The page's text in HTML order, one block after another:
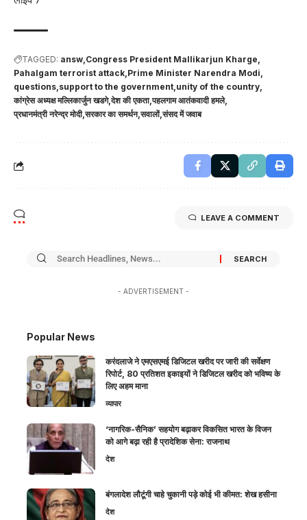
TAGGED: answ Congress President Mallikarjun Kharge
Pahalgam terrorist attack Prime Minister Narendra Modi
questions support to the government unity of the country
कांग्रेस अध्यक्ष मल्लिकार्जुन खडगे देश की एकता पहलगाम आतंकवादी हमले
प्रधानमंत्री नरेन्द्र मोदी सरकार का समर्थन सवालों संसद में जवाब
LEAVE A COMMENT
- ADVERTISEMENT -
Popular News
करंदलाजे ने एमएसएमई डिजिटल खरीद पर जारी की सर्वेक्षण
रिपोर्ट, 80 प्रतिशत इकाइयों ने डिजिटल खरीद को भविष्य के
लिए अहम माना
व्यापार
‘नागरिक-सैनिक’ सहयोग बढ़ाकर विकसित भारत के विजन
को आगे बढ़ा रही है प्रादेशिक सेना: राजनाथ
देश
बंगलादेश लौटूंगी चाहे चुकानी पड़े कोई भी कीमत: शेख हसीना
देश